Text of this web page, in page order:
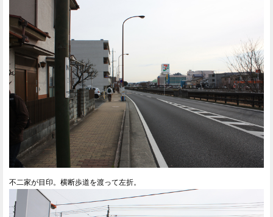
不二家が目印。横断歩道を渡って左折。